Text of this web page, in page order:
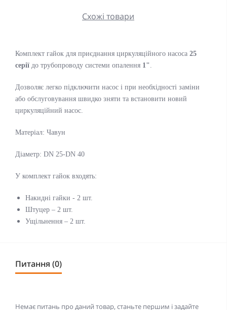
Схожі товари
Комплект гайок для приєднання циркуляційного насоса 25
серії до трубопроводу системи опалення 1" .
Дозволяє легко підключити насос і при необхідності заміни
або обслуговування швидко зняти та встановити новий
циркуляційний насос.
Матеріал: Чавун
Діаметр: DN 25-DN 40
У комплект гайок входять:
Накидні гайки - 2 шт.
Штуцер – 2 шт.
Ущільнення – 2 шт.
Питання (0)
Немає питань про даний товар, станьте першим і задайте